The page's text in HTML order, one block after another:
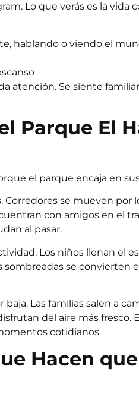
Lo que verás es la vida
hablando o viendo el
atención. Se siente
Parque El
el parque encaja en
Corredores se mueven por
con amigos en el
al pasar.
Los niños llenan el
sombreadas se convierten
Las familias salen a
del aire más fresco.
cotidianos.
Hacen